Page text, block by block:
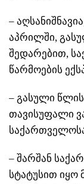
–
აპრილში,
შედარებით,
წარმოების
– გასული
თავისუფალი
– შარშან
სტატუსით იყო